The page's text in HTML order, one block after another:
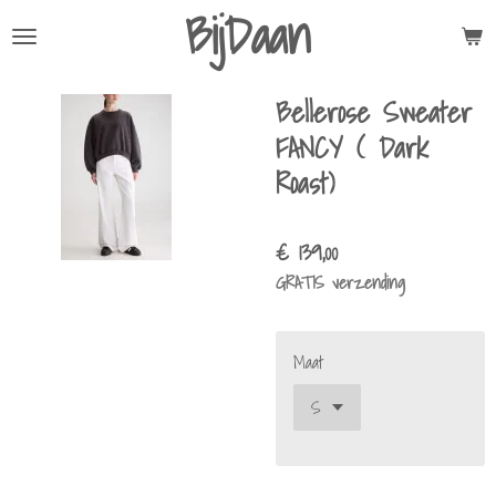
direct
hoofdinhoud
BijDaan
Bellerose Sweater
FANCY ( Dark
Roast)
€ 139,00
GRATIS verzending
Maat